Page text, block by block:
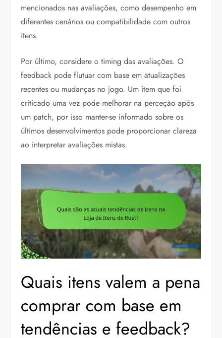
mencionados nas avaliações, como desempenho em
diferentes cenários ou compatibilidade com outros
itens.
Por último, considere o timing das avaliações. O
feedback pode flutuar com base em atualizações
recentes ou mudanças no jogo. Um item que foi
criticado uma vez pode melhorar na perceção após
um patch, por isso manter-se informado sobre os
últimos desenvolvimentos pode proporcionar clareza
ao interpretar avaliações mistas.
Quais itens valem a pena
comprar com base em
tendências e feedback?